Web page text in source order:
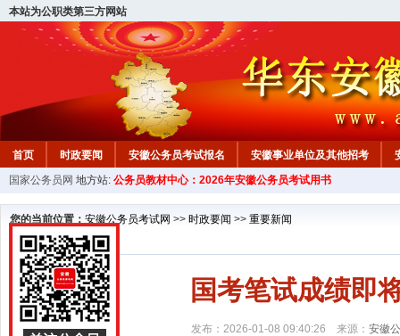
本站为公职类第三方网站
首页 时政要闻 安徽公务员考试报名 安徽事业单位及其他招考
安徽公务员行测试题 在线咨询 教材中心
国家公务员网 地方站: 公务员教材中心：2026年安徽公务员考试用书
您的当前位置： 安徽公务员考试网 >> 时政要闻 >> 重要新闻
国考笔试成绩即
发布：2026-01-08 09:40:26 来源： 安徽